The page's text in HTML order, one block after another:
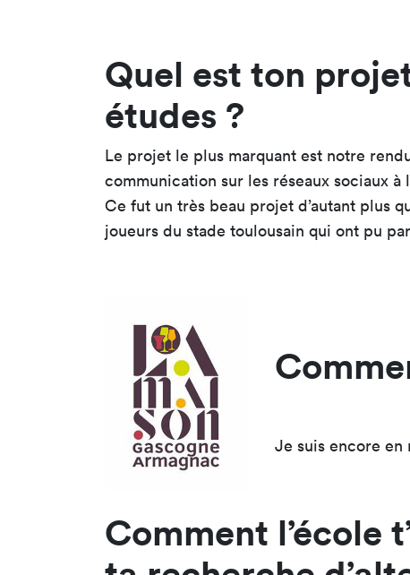
Quel est ton
études ?
Le projet le plus marquant est notre
communication sur les réseaux sociaux
Ce fut un très beau projet d’autant plus
joueurs du stade toulousain qui ont pu
Je suis encore en
Comment l’école